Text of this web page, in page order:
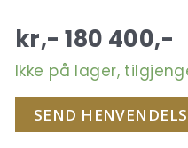
kr,- 180 400,-
Ikke på lager,
SEND